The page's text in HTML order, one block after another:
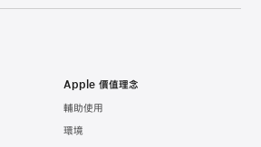
Apple 價值理念
輔助使用
環境